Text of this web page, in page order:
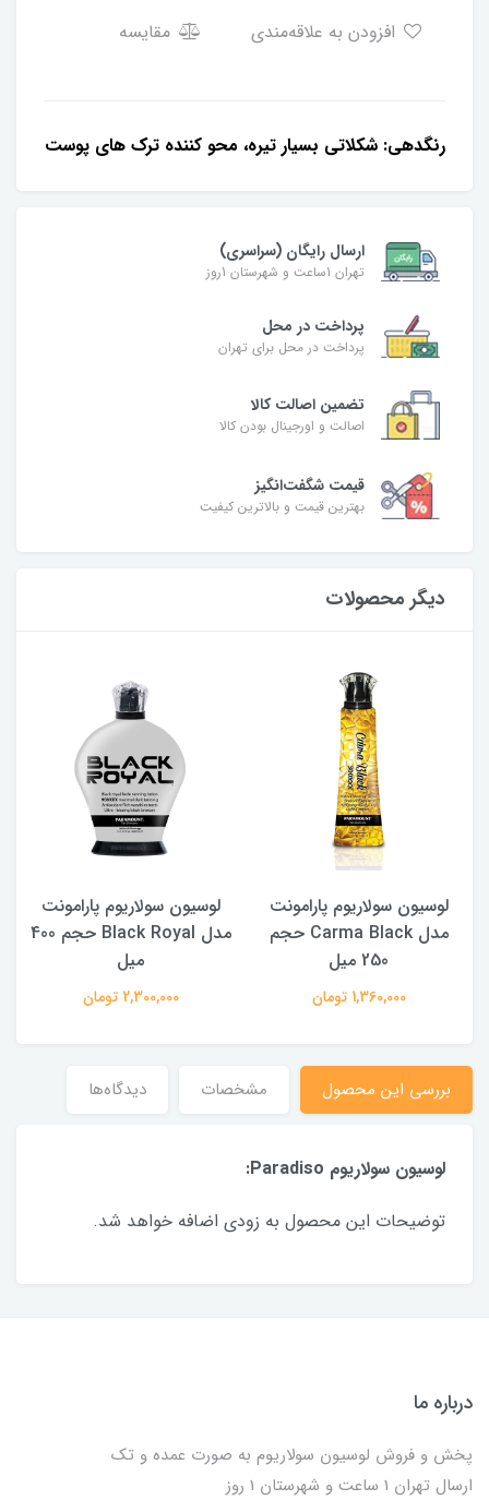
مقایسه
رنگدهی: شکلاتی بسیار تیره، محو کننده ترک های پوست
ارسال رایگان (سراسری)
تهران 1ساعت و شهرستان 1روز
پرداخت در محل
پرداخت در محل برای تهران
تضمین اصالت کالا
اصالت و اورجینال بودن کالا
قیمت شگفت‌انگیز
بهترین قیمت و بالاترین کیفیت
دیگر محصولات
لوسیون سولاریوم پارامونت
مدل Carma Black حجم
250 میل
1,360,000 تومان
لوسیون سولاریوم پارامونت
مدل Black Royal حجم 400
میل
2,300,000 تومان
بررسی این محصول مشخصات دیدگاه‌ها
لوسیون سولاریوم Paradiso:
توضیحات این محصول به زودی اضافه خواهد شد.
درباره ما
پخش و فروش لوسیون سولاریوم به صورت عمده و تک
ارسال تهران 1 ساعت و شهرستان 1 روز